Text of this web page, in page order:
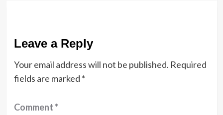
Leave a Reply
Your email address will not be published. Required
fields are marked *
Comment*